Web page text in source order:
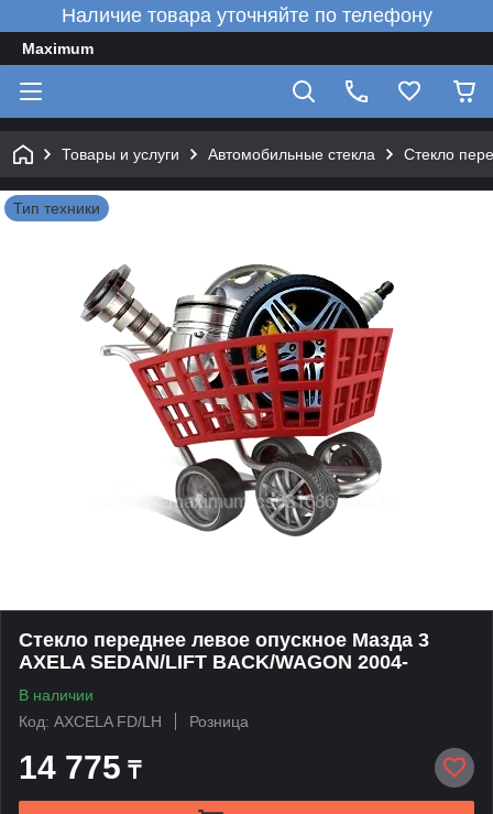
Наличие товара уточняйте по телефону
Maximum
Товары и услуги Автомобильные стекла Стекло
Тип техники
Стекло переднее левое опускное Мазда 3
AXELA SEDAN/LIFT BACK/WAGON 2004-
В наличии
Код: AXCELA FD/LH
Розница
14 775 ₸